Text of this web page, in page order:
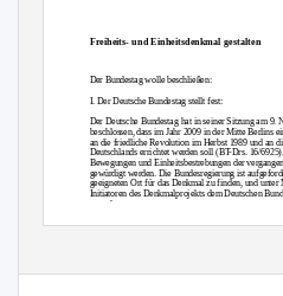
Freiheits- und Einheitsdenkmal gestalten
Der Bundestag wolle beschließen:
I. Der Deutsche Bundestag stellt fest:
Der Deutsche Bundestag hat in seiner Sitzung am 9.
beschlossen, dass im Jahr 2009 in der Mitte Berlins
an die friedliche Revolution im Herbst 1989 und an
Deutschlands errichtet werden soll (BT-Drs. 16/
Bewegungen und Einheitsbestrebungen der
gewürdigt werden. Die Bundesregierung ist
geeigneten Ort für das Denkmal zu finden, und
Initiatoren des Denkmalprojekts dem Deutschen
vorzulegen.
Auf Grundlage dieser Konzeption soll der Deutsche